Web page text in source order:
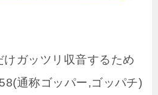
けガッツリ収音するため
通称ゴッパー,ゴッパチ)